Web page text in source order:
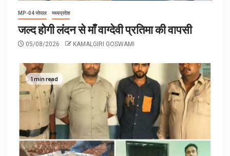
MP-04 भोपाल मध्यप्रदेश
जल्द होगी लंदन से माँ वाग्देवी प्रतिमा की वापसी
05/08/2026 KAMALGIRI GOSWAMI
1 min read